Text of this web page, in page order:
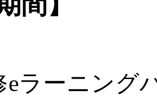
ラーニング